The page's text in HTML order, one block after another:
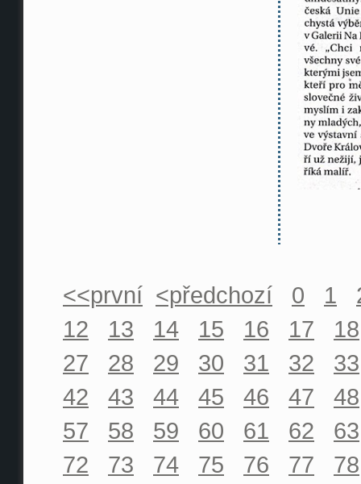
<<první <předchozí 0 1
12
13 14 15 16 17
18
27
28 29 30 31 32
33
42
43 44 45 46 47
48
57
58 59 60 61 62
63
72
73 74 75 76 77
78